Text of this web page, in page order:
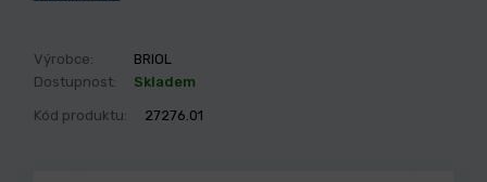
Výrobce:
BRIOL
Dostupnost:
Skladem
Kód produktu: 27276.01